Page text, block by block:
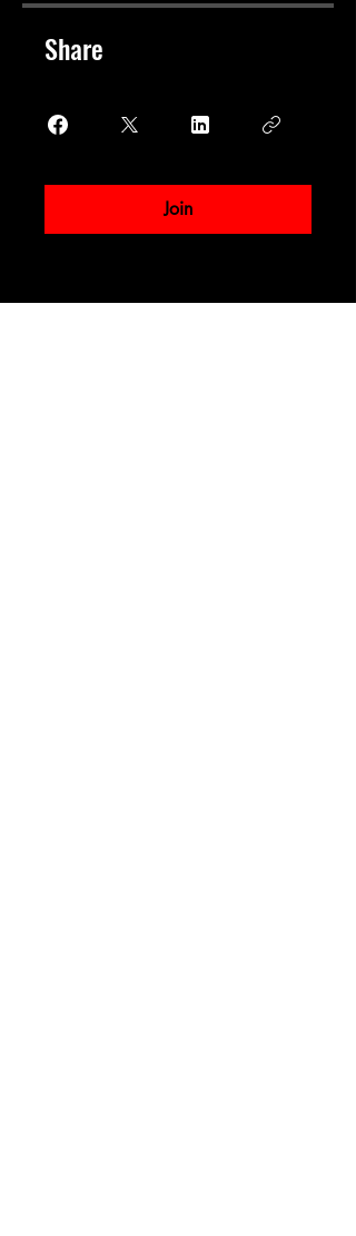
Share
Join